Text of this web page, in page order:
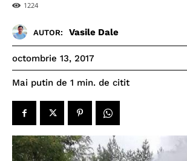
1224
AUTOR: Vasile Dale
octombrie 13, 2017
Mai putin de 1 min. de citit